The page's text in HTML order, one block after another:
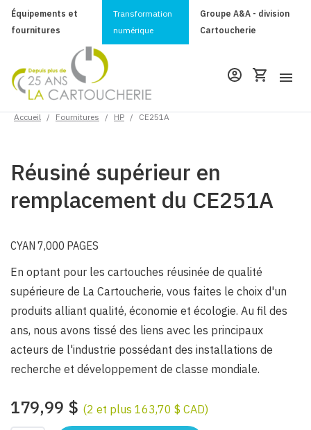
Équipements et
fournitures
Transformation
numérique
Groupe A&A - division
Cartoucherie
Accueil / Fournitures / HP / CE251A
Réusiné supérieur en
remplacement du CE251A
CYAN 7,000 PAGES
En optant pour les cartouches réusinée de qualité
supérieure de La Cartoucherie, vous faites le choix d'un
produits alliant qualité, économie et écologie. Au fil des
ans, nous avons tissé des liens avec les principaux
acteurs de l'industrie possédant des installations de
recherche et développement de classe mondiale.
179,99 $ (2 et plus 163,70 $ CAD)